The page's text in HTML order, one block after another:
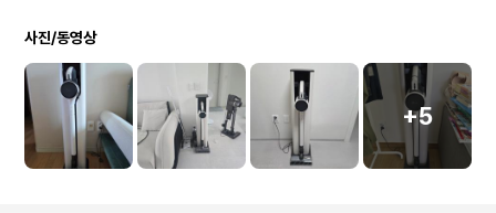
있어 깔끔해보입니다 합리적
인 가격에 사서 만족도 100
0%에요
사진/동영상
+5